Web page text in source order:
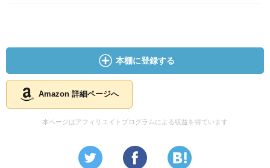
本棚に登録する
Amazon 詳細ページへ
本ページはアフィリエイトプログラムによる収益を得ています